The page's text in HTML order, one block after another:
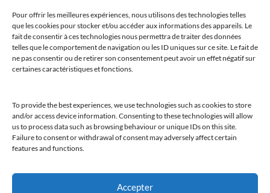
Pour offrir les meilleures expériences, nous utilisons des technologies telles
que les cookies pour stocker et/ou accéder aux informations des appareils. Le
fait de consentir à ces technologies nous permettra de traiter des données
telles que le comportement de navigation ou les ID uniques sur ce site. Le fait de
ne pas consentir ou de retirer son consentement peut avoir un effet négatif sur
certaines caractéristiques et fonctions.
To provide the best experiences, we use technologies such as cookies to store
and/or access device information. Consenting to these technologies will allow
us to process data such as browsing behaviour or unique IDs on this site.
Failure to consent or withdrawal of consent may adversely affect certain
features and functions.
Accepter
@clubamilcar
LUXURY SELECTIONS BY CLUB AMILCAR